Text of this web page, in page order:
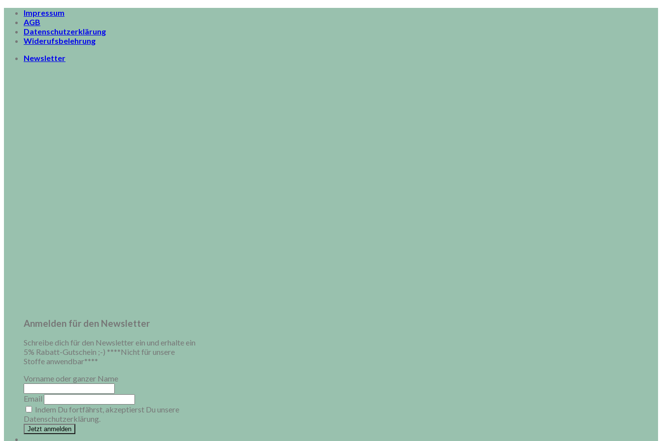
Skip
content
Impressum
AGB
Datenschutzerklärung
Widerufsbelehrung
Newsletter
Anmelden für den Newsletter
Schreibe dich für den Newsletter ein und erhalte ein
5% Rabatt-Gutschein ;-) ****Nicht für unsere
Stoffe anwendbar****
Vorname oder ganzer Name
Email
Indem Du fortfährst, akzeptierst Du unsere
Datenschutzerklärung.